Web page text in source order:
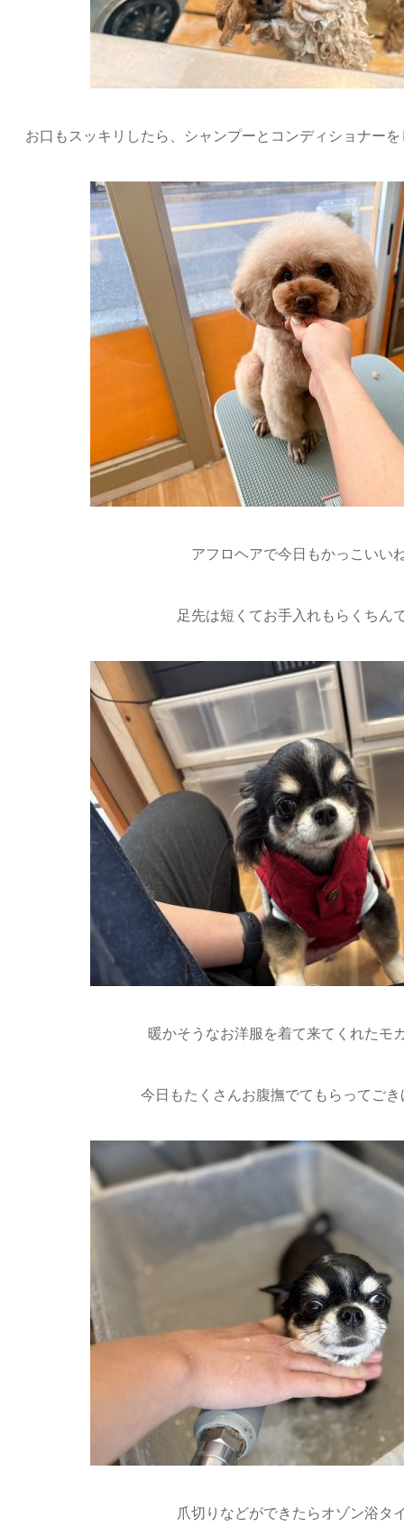
お口もスッキリしたら、シャンプーとコンディショナー
アフロヘアで今日もかっこいい
足先は短くてお手入れもらくちん
暖かそうなお洋服を着て来てくれたモ
今日もたくさんお腹撫でてもらってご
爪切りなどができたらオゾン浴タ